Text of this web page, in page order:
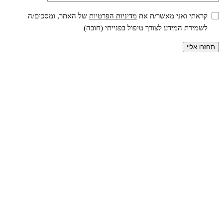
קראתי ואני מאשר/ת את מדיניות הפרטיות של האתר, ומסכים/ה
לשמירת המידע לצורך טיפול בפנייתי (חובה)